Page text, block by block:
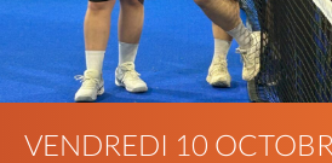
VENDREDI 10